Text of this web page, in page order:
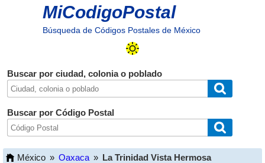
MiCodigoPostal
Búsqueda de Códigos Postales de México
Buscar por ciudad, colonia o poblado
Buscar por Código Postal
México » Oaxaca » La Trinidad Vista Hermosa